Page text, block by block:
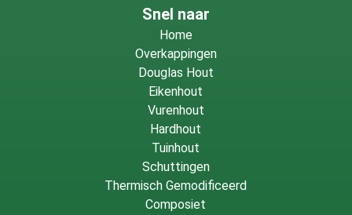
Snel naar
Home
Overkappingen
Douglas Hout
Eikenhout
Vurenhout
Hardhout
Tuinhout
Schuttingen
Thermisch Gemodificeerd
Composiet